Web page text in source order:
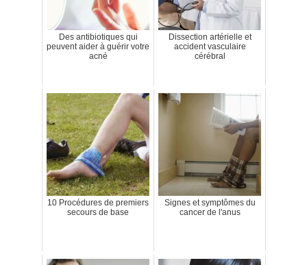
Des antibiotiques qui
peuvent aider à guérir votre
acné
Dissection artérielle et
accident vasculaire
cérébral
10 Procédures de premiers
secours de base
Signes et symptômes du
cancer de l'anus